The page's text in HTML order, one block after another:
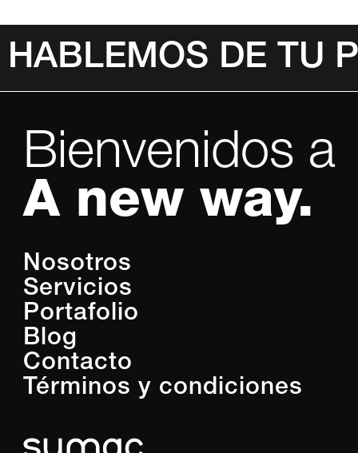
HABLEMOS DE TU
Bienvenidos a
A new way.
Nosotros
Servicios
Portafolio
Blog
Contacto
Términos y condiciones